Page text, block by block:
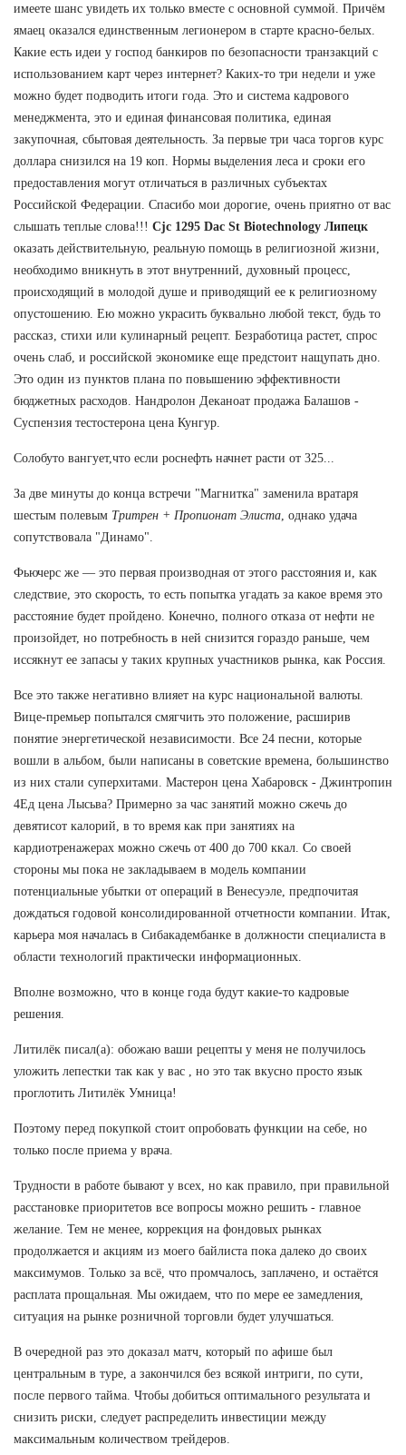
имеете шанс увидеть их только вместе с основной суммой. Причём
ямаец оказался единственным легионером в старте красно-белых.
Какие есть идеи у господ банкиров по безопасности транзакций с
использованием карт через интернет? Каких-то три недели и уже
можно будет подводить итоги года. Это и система кадрового
менеджмента, это и единая финансовая политика, единая
закупочная, сбытовая деятельность. За первые три часа торгов курс
доллара снизился на 19 коп. Нормы выделения леса и сроки его
предоставления могут отличаться в различных субъектах
Российской Федерации. Спасибо мои дорогие, очень приятно от вас
слышать теплые слова!!! Cjc 1295 Dac St Biotechnology Липецк
оказать действительную, реальную помощь в религиозной жизни,
необходимо вникнуть в этот внутренний, духовный процесс,
происходящий в молодой душе и приводящий ее к религиозному
опустошению. Ею можно украсить буквально любой текст, будь то
рассказ, стихи или кулинарный рецепт. Безработица растет, спрос
очень слаб, и российской экономике еще предстоит нащупать дно.
Это один из пунктов плана по повышению эффективности
бюджетных расходов. Нандролон Деканоат продажа Балашов -
Суспензия тестостерона цена Кунгур.
Солобуто вангует,что если роснефть начнет расти от 325...
За две минуты до конца встречи "Магнитка" заменила вратаря
шестым полевым Тритрен + Пропионат Элиста , однако удача
сопутствовала "Динамо".
Фьючерс же — это первая производная от этого расстояния и, как
следствие, это скорость, то есть попытка угадать за какое время это
расстояние будет пройдено. Конечно, полного отказа от нефти не
произойдет, но потребность в ней снизится гораздо раньше, чем
иссякнут ее запасы у таких крупных участников рынка, как Россия.
Все это также негативно влияет на курс национальной валюты.
Вице-премьер попытался смягчить это положение, расширив
понятие энергетической независимости. Все 24 песни, которые
вошли в альбом, были написаны в советские времена, большинство
из них стали суперхитами. Мастерон цена Хабаровск - Джинтропин
4Ед цена Лысьва? Примерно за час занятий можно сжечь до
девятисот калорий, в то время как при занятиях на
кардиотренажерах можно сжечь от 400 до 700 ккал. Со своей
стороны мы пока не закладываем в модель компании
потенциальные убытки от операций в Венесуэле, предпочитая
дождаться годовой консолидированной отчетности компании. Итак,
карьера моя началась в Сибакадембанке в должности специалиста в
области технологий практически информационных.
Вполне возможно, что в конце года будут какие-то кадровые
решения.
Литилёк писал(а): обожаю ваши рецепты у меня не получилось
уложить лепестки так как у вас , но это так вкусно просто язык
проглотить Литилёк Умница!
Поэтому перед покупкой стоит опробовать функции на себе, но
только после приема у врача.
Трудности в работе бывают у всех, но как правило, при правильной
расстановке приоритетов все вопросы можно решить - главное
желание. Тем не менее, коррекция на фондовых рынках
продолжается и акциям из моего байлиста пока далеко до своих
максимумов. Только за всё, что промчалось, заплачено, и остаётся
расплата прощальная. Мы ожидаем, что по мере ее замедления,
ситуация на рынке розничной торговли будет улучшаться.
В очередной раз это доказал матч, который по афише был
центральным в туре, а закончился без всякой интриги, по сути,
после первого тайма. Чтобы добиться оптимального результата и
снизить риски, следует распределить инвестиции между
максимальным количеством трейдеров.